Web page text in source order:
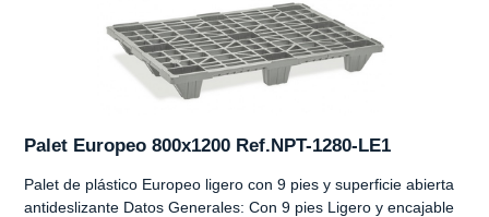
Palet Europeo 800x1200 Ref.NPT-1280-LE1
Palet de plástico Europeo ligero con 9 pies y superficie abierta
antideslizante Datos Generales: Con 9 pies Ligero y encajable